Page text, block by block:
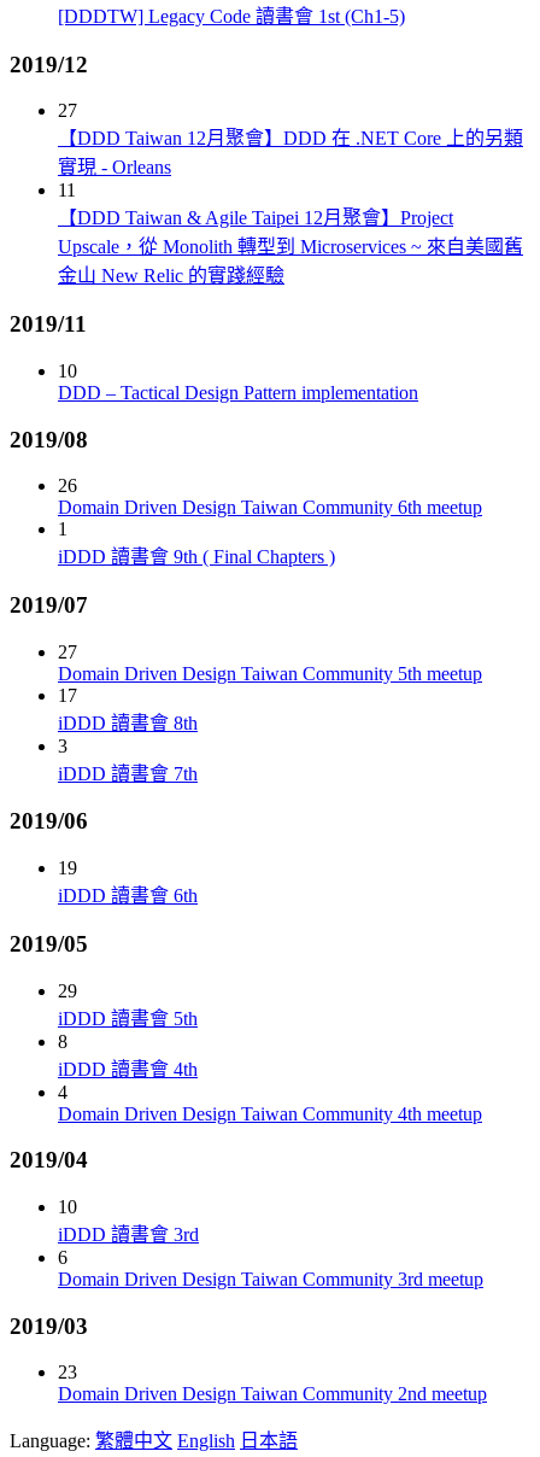
[DDDTW] Legacy Code 讀書會 1st (Ch1-5)
2019/12
27
【DDD Taiwan 12月聚會】DDD 在 .NET Core 上的另類
實現 - Orleans
11
【DDD Taiwan & Agile Taipei 12月聚會】Project
Upscale，從 Monolith 轉型到 Microservices ~ 來自美國舊
金山 New Relic 的實踐經驗
2019/11
10
DDD – Tactical Design Pattern implementation
2019/08
26
Domain Driven Design Taiwan Community 6th meetup
1
iDDD 讀書會 9th ( Final Chapters )
2019/07
27
Domain Driven Design Taiwan Community 5th meetup
17
iDDD 讀書會 8th
3
iDDD 讀書會 7th
2019/06
19
iDDD 讀書會 6th
2019/05
29
iDDD 讀書會 5th
8
iDDD 讀書會 4th
4
Domain Driven Design Taiwan Community 4th meetup
2019/04
10
iDDD 讀書會 3rd
6
Domain Driven Design Taiwan Community 3rd meetup
2019/03
23
Domain Driven Design Taiwan Community 2nd meetup
Language: 繁體中文 English 日本語